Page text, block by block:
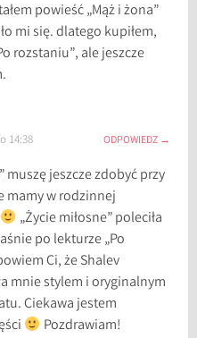
powieść „Mąż i żona”
mi się. dlatego kupiłem,
rozstaniu”, ale jeszcze
14:38 ODPOWIEDZ
muszę jeszcze zdobyć przy
mamy w rodzinnej
„Życie miłosne” poleciła
po lekturze „Po
Ci, że Shalev
mnie stylem i oryginalnym
Ciekawa jestem
Pozdrawiam!